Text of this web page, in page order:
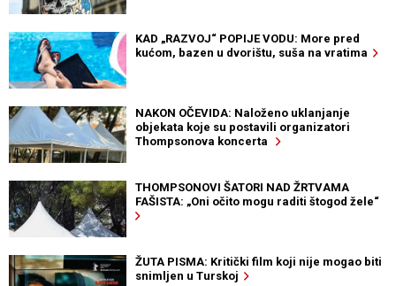
KAD „RAZVOJ“ POPIJE VODU: More pred
kućom, bazen u dvorištu, suša na vratima
NAKON OČEVIDA: Naloženo uklanjanje
objekata koje su postavili organizatori
Thompsonova koncerta
THOMPSONOVI ŠATORI NAD ŽRTVAMA
FAŠISTA: „Oni očito mogu raditi štogod žele“
ŽUTA PISMA: Kritički film koji nije mogao biti
snimljen u Turskoj